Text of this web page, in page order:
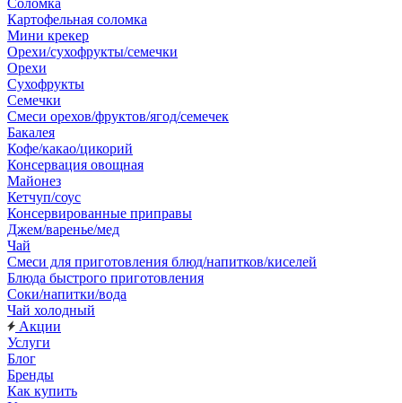
Соломка
Картофельная соломка
Мини крекер
Орехи/сухофрукты/семечки
Орехи
Сухофрукты
Семечки
Смеси орехов/фруктов/ягод/семечек
Бакалея
Кофе/какао/цикорий
Консервация овощная
Майонез
Кетчуп/соус
Консервированные приправы
Джем/варенье/мед
Чай
Смеси для приготовления блюд/напитков/киселей
Блюда быстрого приготовления
Соки/напитки/вода
Чай холодный
Акции
Услуги
Блог
Бренды
Как купить